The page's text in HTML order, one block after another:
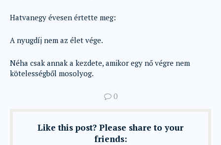
Hatvanegy évesen értette meg:
A nyugdíj nem az élet vége.
Néha csak annak a kezdete, amikor egy nő végre nem
kötelességből mosolyog.
0
Like this post? Please share to your
friends: